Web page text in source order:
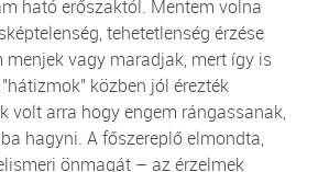
ható erőszaktól. Mentem volna
tehetetlenség érzése
vagy maradjak, mert így is
közben jól érezték
volt arra hogy engem rángassanak,
hagyni. A főszereplő elmondta,
önmagát – az érzelmek